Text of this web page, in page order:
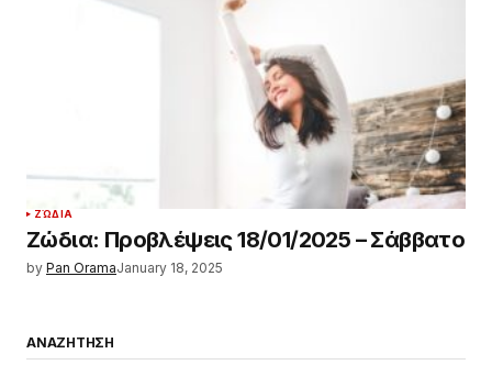
ΖΏΔΙΑ
Ζώδια: Προβλέψεις 18/01/2025 – Σάββατο
by Pan OramaJanuary 18, 2025
ΑΝΑΖΗΤΗΣΗ